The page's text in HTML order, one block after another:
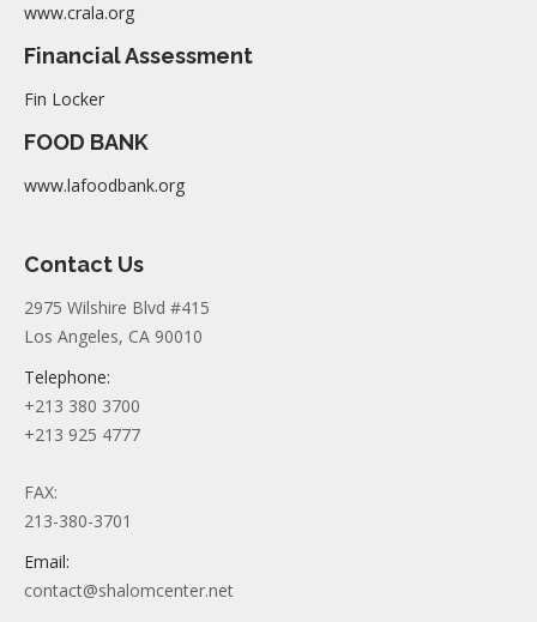
www.crala.org
Financial Assessment
Fin Locker
FOOD BANK
www.lafoodbank.org
Contact Us
2975 Wilshire Blvd #415
Los Angeles, CA 90010
Telephone:
+213 380 3700
+213 925 4777
FAX:
213-380-3701
Email:
contact@shalomcenter.net